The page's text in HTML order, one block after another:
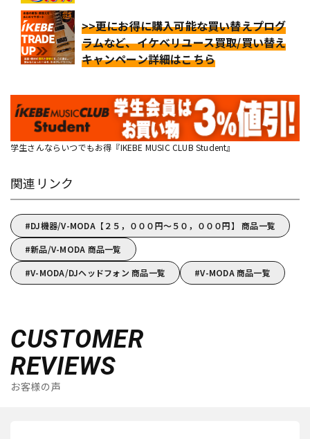
>>更にお得に購入可能な買い替えプログ
ラムなど、イケベリユース買取/買い替え
キャンペーン詳細はこちら
学生さんならいつでもお得『IKEBE MUSIC CLUB Student』
関連リンク
DJ機器/V-MODA【２５，０００円～５０，０００円】 商品一覧
新品/V-MODA 商品一覧
V-MODA/DJヘッドフォン 商品一覧
V-MODA 商品一覧
CUSTOMER
REVIEWS
お客様の声